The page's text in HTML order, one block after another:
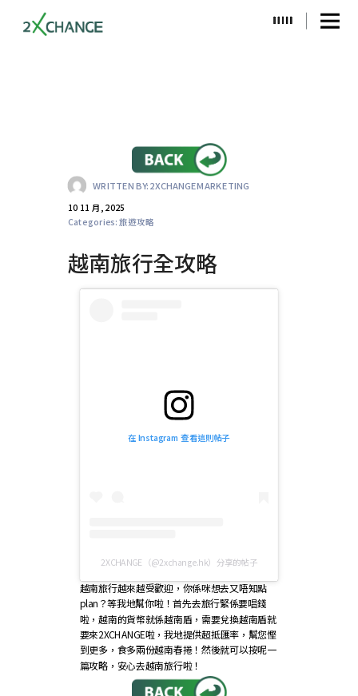
WRITTEN BY:2XCHANGEMARKETING
10 11 月, 2025
Categories:旅遊攻略
越南旅行全攻略
在 Instagram 查看這則帖子
2XCHANGE（@2xchange.hk）分享的帖子
越南旅行越來越受歡迎，你係咪想去又唔知點
plan？等我地幫你啦！首先去旅行緊係要唱錢
啦，越南的貨幣就係越南盾，需要兌換越南盾就
要來2XCHANGE啦，我地提供超抵匯率，幫您慳
到更多，食多兩份越南春捲！然後就可以按呢一
篇攻略，安心去越南旅行啦！